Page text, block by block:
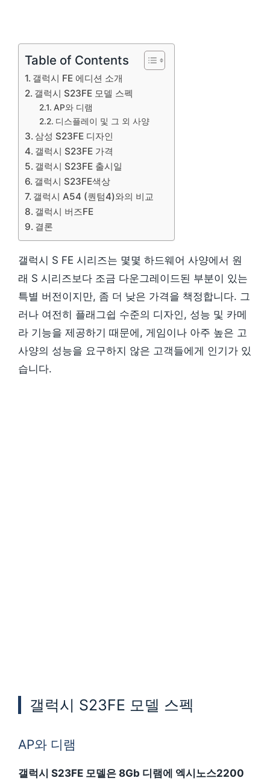
Table of Contents
갤럭시 FE 에디션 소개
갤럭시 S23FE 모델 스펙
AP와 디램
디스플레이 및 그 외 사양
삼성 S23FE 디자인
갤럭시 S23FE 가격
갤럭시 S23FE 출시일
갤럭시 S23FE색상
갤럭시 A54 (퀀텀4)와의 비교
갤럭시 버즈FE
결론
갤럭시 S FE 시리즈는 몇몇 하드웨어 사양에서 원
래 S 시리즈보다 조금 다운그레이드된 부분이 있는
특별 버전이지만, 좀 더 낮은 가격을 책정합니다. 그
러나 여전히 플래그쉽 수준의 디자인, 성능 및 카메
라 기능을 제공하기 때문에, 게임이나 아주 높은 고
사양의 성능을 요구하지 않은 고객들에게 인기가 있
습니다.
갤럭시 S23FE 모델 스펙
AP와 디램
갤럭시 S23FE 모델은 8Gb 디램에 엑시노스2200